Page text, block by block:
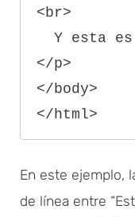
<br>
</p>
</body>
</html>
En este ejemplo,
de línea entre